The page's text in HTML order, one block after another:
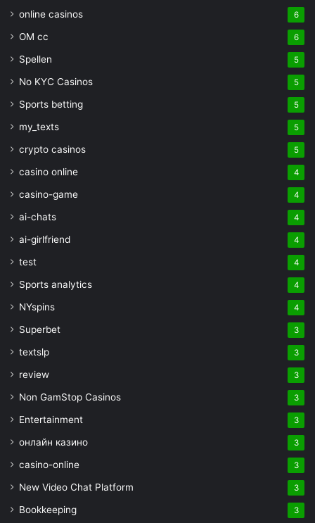
online casinos 6
OM cc 6
Spellen 5
No KYC Casinos 5
Sports betting 5
my_texts 5
crypto casinos 5
casino online 4
casino-game 4
ai-chats 4
ai-girlfriend 4
test 4
Sports analytics 4
NYspins 4
Superbet 3
textslp 3
review 3
Non GamStop Casinos 3
Entertainment 3
онлайн казино 3
casino-online 3
New Video Chat Platform 3
Bookkeeping 3